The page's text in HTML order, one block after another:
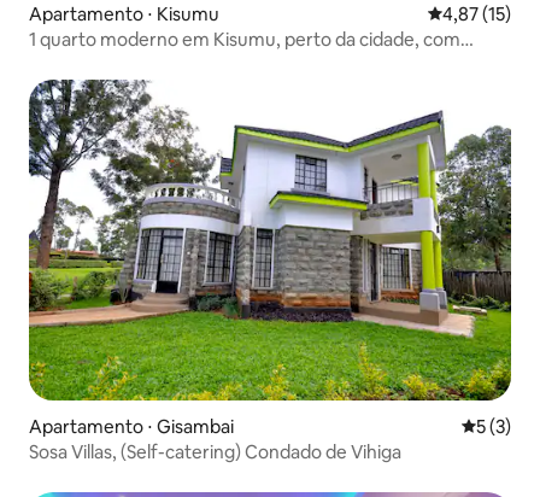
Apartamento ⋅ Kisumu 4,87 de uma
4,87 (15)
1 quarto moderno em Kisumu, perto da cidade, com
Apartamento ⋅ Gisambai 5 de
5 (3)
Sosa Villas, (Self-catering) Condado de Vihiga